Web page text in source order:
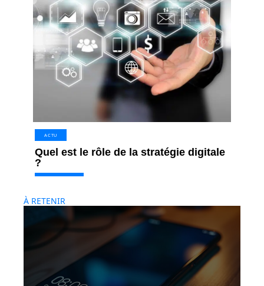
ACTU
Quel est le rôle de la stratégie digitale
?
À RETENIR